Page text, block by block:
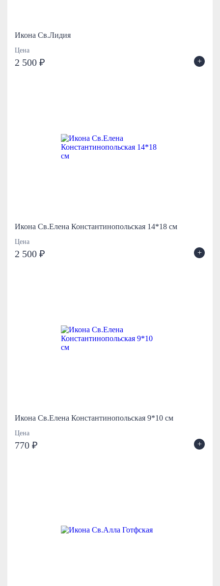
Икона Св.Лидия
Цена
2 500 ₽ +
Икона Св.Елена Константинопольская 14*18 см
Цена
2 500 ₽ +
Икона Св.Елена Константинопольская 9*10 см
Цена
770 ₽ +